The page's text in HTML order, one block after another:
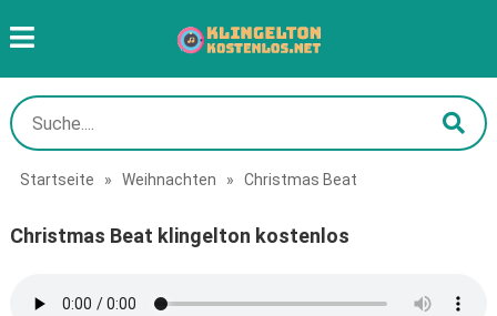
Startseite » Weihnachten » Christmas Beat
Christmas Beat klingelton kostenlos